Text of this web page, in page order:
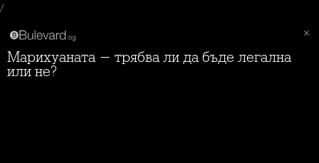
/
Марихуаната - трябва ли да бъде легална
или не?